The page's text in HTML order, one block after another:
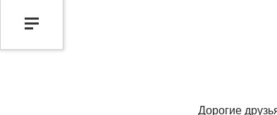
Дорогие